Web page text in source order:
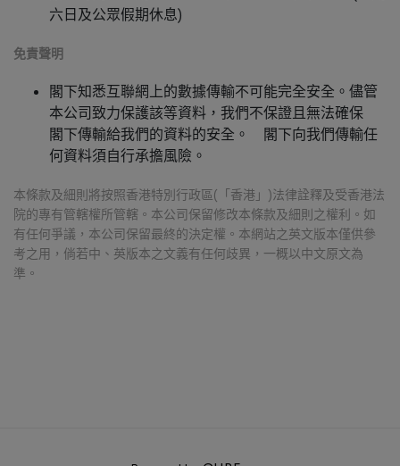
六日及公眾假期休息)
免責聲明
閣下知悉互聯網上的數據傳輸不可能完全安全。儘管
本公司致力保護該等資料，我們不保證且無法確保
閣下傳輸給我們的資料的安全。 閣下向我們傳輸任
何資料須自行承擔風險。
本條款及細則將按照香港特別行政區(「香港」)法律詮釋及受香港法
院的專有管轄權所管轄。本公司保留修改本條款及細則之權利。如
有任何爭議，本公司保留最終的決定權。本網站之英文版本僅供參
考之用，倘若中、英版本之文義有任何歧異，一概以中文原文為
準。